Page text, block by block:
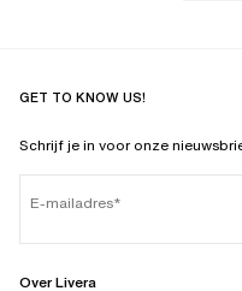
GET TO KNOW US!
Schrijf je in voor onze
E-mailadres
Over Livera